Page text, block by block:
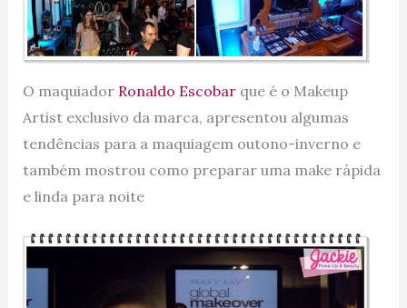
O maquiador Ronaldo Escobarque é o Makeup
Artist exclusivo da marca, apresentou algumas
tendências para a maquiagem outono-inverno e
também mostrou como preparar uma make rápida
e linda para noite